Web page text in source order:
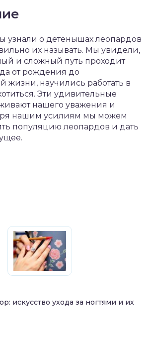
узнали о детенышах леопардов
их называть. Мы увидели,
и сложный путь проходит
от рождения до
жизни, научились работать в
Эти удивительные
нашего уважения и
нашим усилиям мы можем
популяцию леопардов и дать
искусство ухода за ногтями и их